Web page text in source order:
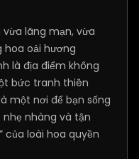
lãng mạn, vừa
hoa oải hương
là địa điểm không
bức tranh thiên
một nơi để bạn sống
nhàng và tận
của loài hoa quyền